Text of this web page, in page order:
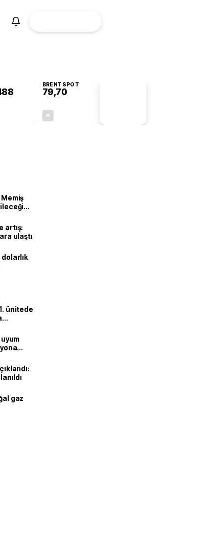
BRENTSPOT
79,70
artış:
ulaştı
dolarlık
ünitede
gaz